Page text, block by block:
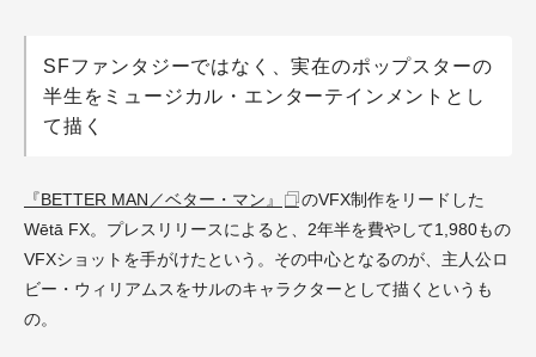
SFファンタジーではなく、実在のポップスターの
半生をミュージカル・エンターテインメントとし
て描く
『BETTER MAN／ベター・マン』
のVFX制作をリードした
Wētā FX。プレスリリースによると、2年半を費やして1,980もの
VFXショットを手がけたという。その中心となるのが、主人公ロ
ビー・ウィリアムスをサルのキャラクターとして描くというも
の。